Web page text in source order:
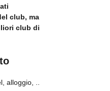
club, ma
club di
alloggio, ..